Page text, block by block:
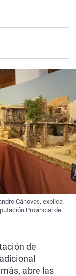
viajera
Viuda
Vasco
Cánovas, explica
Provincial de
de
abre las